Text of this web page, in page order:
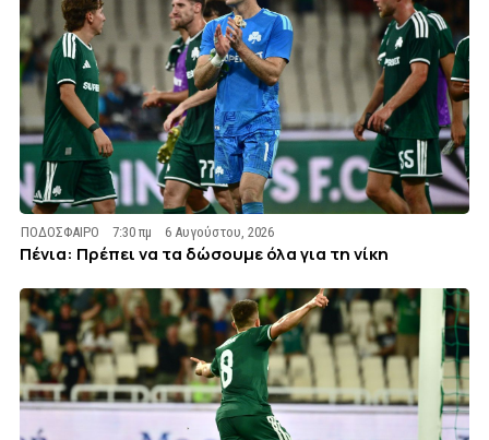
ΠΟΔΟΣΦΑΙΡΟ 7:30 πμ 6 Αυγούστου, 2026
Πένια: Πρέπει να τα δώσουμε όλα για τη νίκη